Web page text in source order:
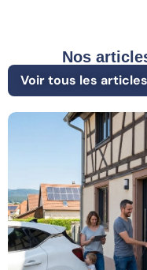
Nos
Voir tous les articles